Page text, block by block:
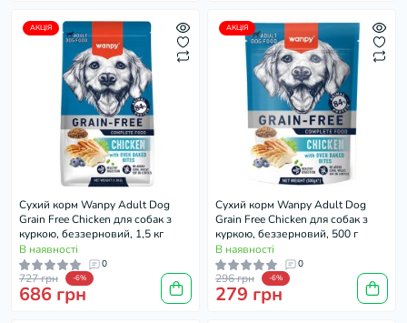
АКЦІЯ
Cухий корм Wanpy Adult Dog
Grain Free Chicken для собак з
куркою, беззерновий, 1,5 кг
В наявності
0
727 грн -6%
686 грн
АКЦІЯ
Cухий корм Wanpy Adult Dog
Grain Free Chicken для собак з
куркою, беззерновий, 500 г
В наявності
0
296 грн -6%
279 грн